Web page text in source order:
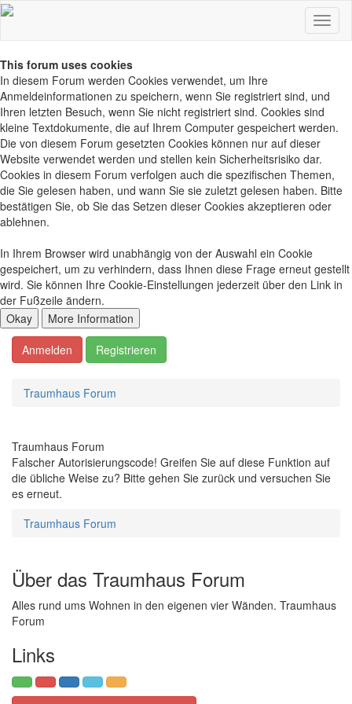
This forum uses cookies
In diesem Forum werden Cookies verwendet, um Ihre
Anmeldeinformationen zu speichern, wenn Sie registriert sind, und
Ihren letzten Besuch, wenn Sie nicht registriert sind. Cookies sind
kleine Textdokumente, die auf Ihrem Computer gespeichert werden.
Die von diesem Forum gesetzten Cookies können nur auf dieser
Website verwendet werden und stellen kein Sicherheitsrisiko dar.
Cookies in diesem Forum verfolgen auch die spezifischen Themen,
die Sie gelesen haben, und wann Sie sie zuletzt gelesen haben. Bitte
bestätigen Sie, ob Sie das Setzen dieser Cookies akzeptieren oder
ablehnen.
In Ihrem Browser wird unabhängig von der Auswahl ein Cookie
gespeichert, um zu verhindern, dass Ihnen diese Frage erneut gestellt
wird. Sie können Ihre Cookie-Einstellungen jederzeit über den Link in
der Fußzeile ändern.
Anmelden Registrieren
Traumhaus Forum
Traumhaus Forum
Falscher Autorisierungscode! Greifen Sie auf diese Funktion auf
die übliche Weise zu? Bitte gehen Sie zurück und versuchen Sie
es erneut.
Traumhaus Forum
Über das Traumhaus Forum
Alles rund ums Wohnen in den eigenen vier Wänden. Traumhaus
Forum
Links